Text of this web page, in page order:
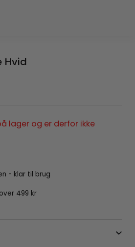
Hvid
lager og er derfor ikke
- klar til brug
499 kr